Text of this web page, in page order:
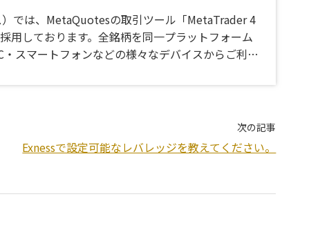
）では、MetaQuotesの取引ツール「MetaTrader 4
用しております。全銘柄を同一プラットフォーム
・スマートフォンなどの様々なデバイスからご利用
次の記事
Exnessで設定可能なレバレッジを教えてください。